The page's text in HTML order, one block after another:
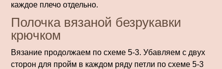
каждое плечо отдельно.
Полочка вязаной безрукавки
крючком
Вязание продолжаем по схе­ме 5-3. Убавляем с двух
сторон для пройм в каждом ряду петли по схеме 5-3